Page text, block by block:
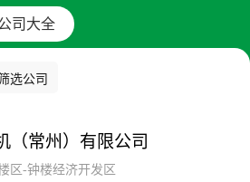
司大全
选公司
（常州）有限公司
区-钟楼经济开发区